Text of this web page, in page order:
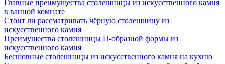
Главные преимущества столешницы из искусственного камня
в ванной комнате
Стоит ли рассматривать чёрную столешницу из
искусственного камня
Преимущества столешницы П-образной формы из
искусственного камня
Бесшовные столешницы из искусственного камня на кухню